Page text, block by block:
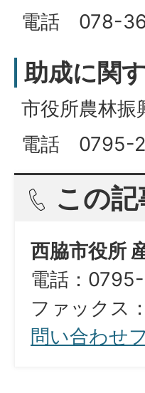
電話 078-
助成に関
市役所農林振
電話 0795-
この
西脇市役所
電話：0795-
ファックス
問い合わせ